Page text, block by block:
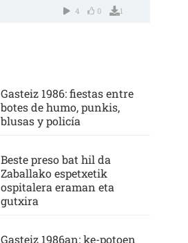
4 0 1
Gasteiz 1986: fiestas entre
botes de humo, punkis,
blusas y policía
Beste preso bat hil da
Zaballako espetxetik
ospitalera eraman eta
gutxira
Gasteiz 1986an: ke-potoen